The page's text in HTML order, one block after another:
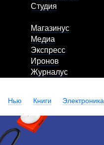
Студия
Магазинус
Медиа
Экспресс
Иронов
Журналус
Нью Книги Электроника